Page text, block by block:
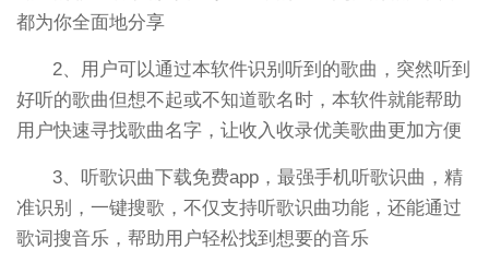
都为你全面地分享
2、用户可以通过本软件识别听到的歌曲，突然听到
好听的歌曲但想不起或不知道歌名时，本软件就能帮助
用户快速寻找歌曲名字，让收入收录优美歌曲更加方便
3、听歌识曲下载免费app，最强手机听歌识曲，精
准识别，一键搜歌，不仅支持听歌识曲功能，还能通过
歌词搜音乐，帮助用户轻松找到想要的音乐